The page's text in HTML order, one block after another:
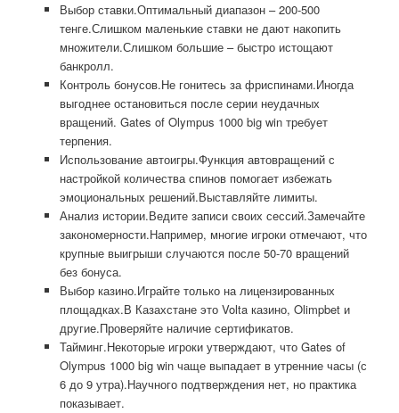
Выбор ставки.Оптимальный диапазон – 200-500
тенге.Слишком маленькие ставки не дают накопить
множители.Слишком большие – быстро истощают
банкролл.
Контроль бонусов.Не гонитесь за фриспинами.Иногда
выгоднее остановиться после серии неудачных
вращений. Gates of Olympus 1000 big win требует
терпения.
Использование автоигры.Функция автовращений с
настройкой количества спинов помогает избежать
эмоциональных решений.Выставляйте лимиты.
Анализ истории.Ведите записи своих сессий.Замечайте
закономерности.Например, многие игроки отмечают, что
крупные выигрыши случаются после 50-70 вращений
без бонуса.
Выбор казино.Играйте только на лицензированных
площадках.В Казахстане это Volta казино, Olimpbet и
другие.Проверяйте наличие сертификатов.
Тайминг.Некоторые игроки утверждают, что Gates of
Olympus 1000 big win чаще выпадает в утренние часы (с
6 до 9 утра).Научного подтверждения нет, но практика
показывает.